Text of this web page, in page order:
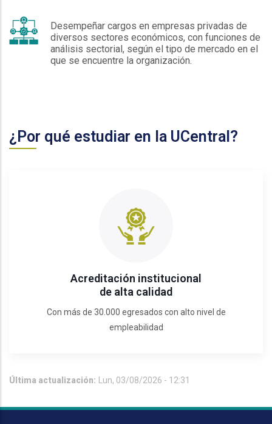
Desempeñar cargos en empresas privadas de
diversos sectores económicos, con funciones de
análisis sectorial, según el tipo de mercado en el
que se encuentre la organización.
¿Por qué estudiar en la UCentral?
Acreditación institucional
de alta calidad
Con más de 30.000 egresados con alto nivel de
empleabilidad
Última actualización: Lun, 03/08/2026 - 12:31